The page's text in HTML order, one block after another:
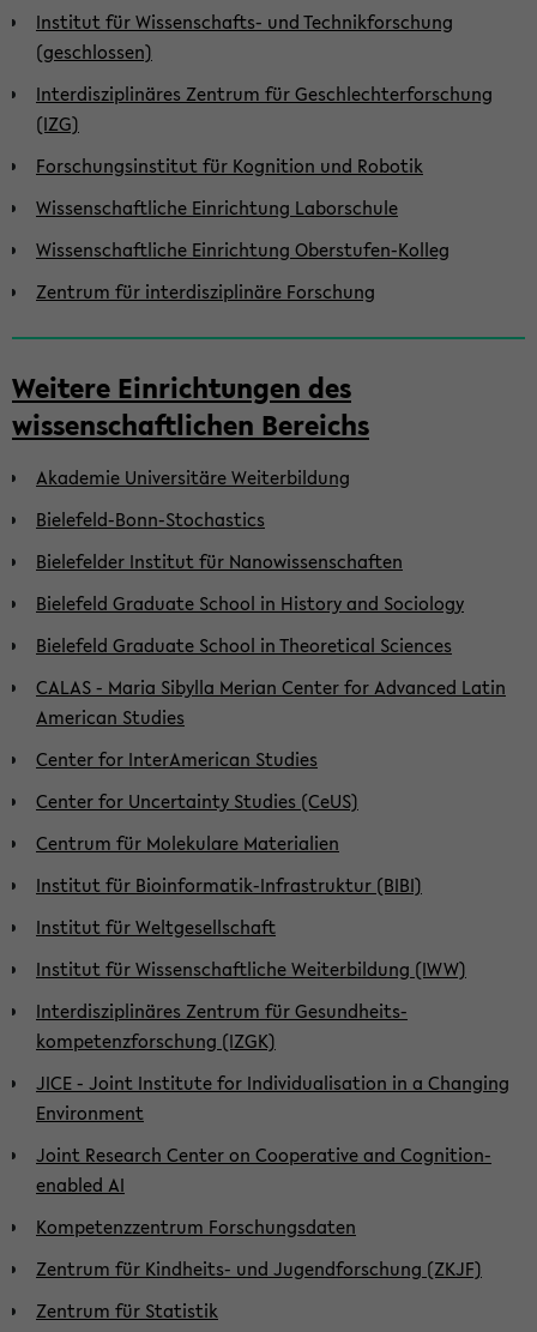
Institut für Wissenschafts- und Technikforschung
(geschlossen)
Interdisziplinäres Zentrum für Geschlechterforschung
(IZG)
Forschungsinstitut für Kognition und Robotik
Wissenschaftliche Einrichtung Laborschule
Wissenschaftliche Einrichtung Oberstufen-Kolleg
Zentrum für interdisziplinäre Forschung
Weitere Einrichtungen des
wissenschaftlichen Bereichs
Akademie Universitäre Weiterbildung
Bielefeld-Bonn-Stochastics
Bielefelder Institut für Nanowissenschaften
Bielefeld Graduate School in History and Sociology
Bielefeld Graduate School in Theoretical Sciences
CALAS - Maria Sibylla Merian Center for Advanced Latin
American Studies
Center for InterAmerican Studies
Center for Uncertainty Studies (CeUS)
Centrum für Molekulare Materialien
Institut für Bioinformatik-Infrastruktur (BIBI)
Institut für Weltgesellschaft
Institut für Wissenschaftliche Weiterbildung (IWW)
Interdisziplinäres Zentrum für Gesund­heits­
kompetenzforschung (IZGK)
JICE - Joint Institute for Individualisation in a Changing
Environment
Joint Research Center on Cooperative and Cognition-
enabled AI
Kompetenzzentrum Forschungsdaten
Zentrum für Kindheits- und Jugendforschung (ZKJF)
Zentrum für Statistik